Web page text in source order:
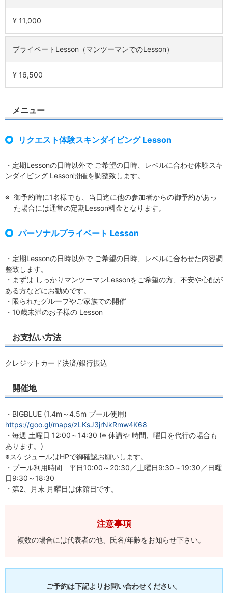
¥ 11,000
プライベートLesson（マンツーマンでのLesson）
¥ 16,500
メニュー
リクエスト体験スキンダイビング Lesson
・定期Lessonの日時以外で ご希望の日時、レベルに合わせ体験スキ
ンダイビング Lesson開催を調整致します。
御予約時に1名様でも、当日迄に他の参加者からの御予約があっ
た場合には通常の定期Lesson料金となります。
パーソナルプライベート Lesson
・定期Lessonの日時以外で ご希望の日時、レベルに合わせた内容調
整致します。
・まずは しっかりマンツーマンLessonをご希望の方、不安や心配が
ある方などにお勧めです。
・限られたグループやご家族での開催
・10歳未満のお子様の Lesson
お支払い方法
クレジットカード決済/銀行振込
開催地
・BIGBLUE (1.4m～4.5m プール使用)
https://goo.gl/maps/zLKsJ3jrNkRmw4K68
・毎週 土曜日 12:00～14:30 (※ 休講や 時間、曜日を代行の場合も
あります。)
※スケジュールはHPで御確認お願いします。
・プール利用時間 平日10:00～20:30／土曜日9:30～19:30／日曜
日9:30～18:30
・第2、月末 月曜日は休館日です。
注意事項
複数の場合には代表者の他、氏名/年齢をお知らせ下さい。
ご予約は下記よりお問い合わせください。